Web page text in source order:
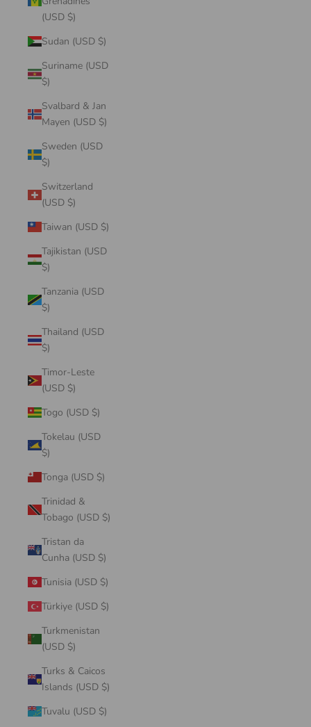
(USD $)
Sudan (USD $)
Suriname (USD
$)
Svalbard & Jan
Mayen (USD $)
Sweden (USD
$)
Switzerland
(USD $)
Taiwan (USD $)
Tajikistan (USD
$)
Tanzania (USD
$)
Thailand (USD
$)
Timor-Leste
(USD $)
Togo (USD $)
Tokelau (USD
$)
Tonga (USD $)
Trinidad &
Tobago (USD $)
Tristan da
Cunha (USD $)
Tunisia (USD $)
Türkiye (USD $)
Turkmenistan
(USD $)
Turks & Caicos
Islands (USD $)
Tuvalu (USD $)